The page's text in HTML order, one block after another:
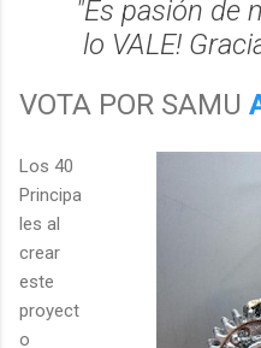
"Es pasión de
lo VALE!
VOTA POR SAMU
Los 40
Principa
les al
crear
este
proyect
o